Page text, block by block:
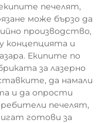
печелят,
може бързо да
производство,
концепцията и
Екипите по
за лазерно
да намали
и да опрости
печелят,
готови за